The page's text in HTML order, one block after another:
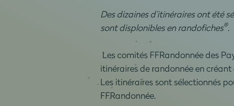
Des dizaines d’itinéraires ont été
sont displonibles en randofiches®.
Les comités FFRandonnée des
itinéraires de randonnée en
Les itinéraires sont sélectionnés
FFRandonnée.